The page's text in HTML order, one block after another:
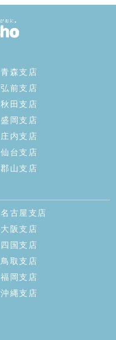
青森支店
弘前支店
秋田支店
盛岡支店
庄内支店
仙台支店
郡山支店
名古屋支店
大阪支店
四国支店
鳥取支店
福岡支店
沖縄支店